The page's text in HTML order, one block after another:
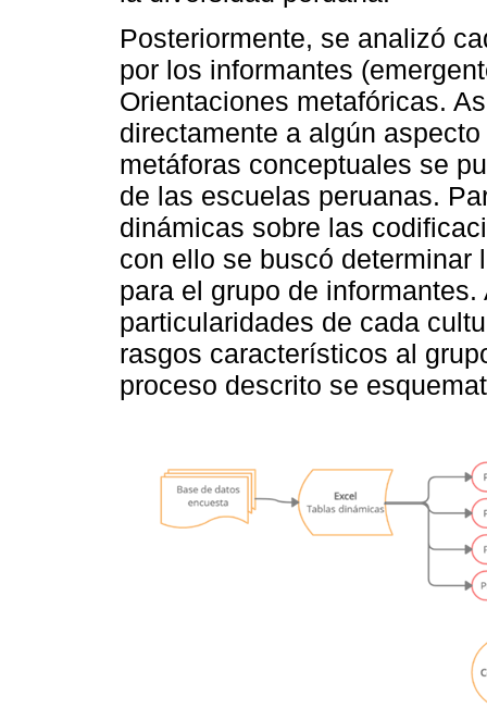
Posteriormente, se analizó
por los informantes
Orientaciones metafóricas.
directamente a algún
metáforas conceptuales se
de las escuelas peruanas.
dinámicas sobre las
con ello se buscó determinar
para el grupo de
particularidades de cada
rasgos característicos al
proceso descrito se